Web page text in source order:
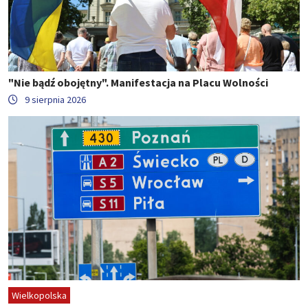
"Nie bądź obojętny". Manifestacja na Placu Wolności
9 sierpnia 2026
Wielkopolska